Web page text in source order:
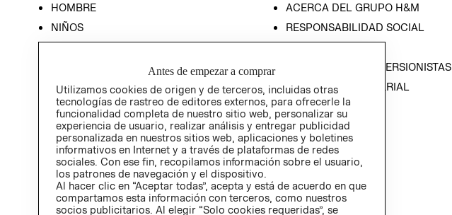
HOMBRE
NIÑOS
ACERCA DEL GRUPO H&M
RESPONSABILIDAD SOCIAL
RELACIÓN CON INVERSIONISTAS
POLÍTICA EMPRESARIAL
Antes de empezar a comprar
Utilizamos cookies de origen y de terceros, incluidas otras
tecnologías de rastreo de editores externos, para ofrecerle la
funcionalidad completa de nuestro sitio web, personalizar su
experiencia de usuario, realizar análisis y entregar publicidad
personalizada en nuestros sitios web, aplicaciones y boletines
informativos en Internet y a través de plataformas de redes
sociales. Con ese fin, recopilamos información sobre el usuario,
los patrones de navegación y el dispositivo.
Al hacer clic en “Aceptar todas”, acepta y está de acuerdo en que
compartamos esta información con terceros, como nuestros
socios publicitarios. Al elegir “Solo cookies requeridas”, se